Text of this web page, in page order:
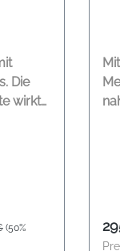
Die
wirkt
leicht
Preis:
(50%